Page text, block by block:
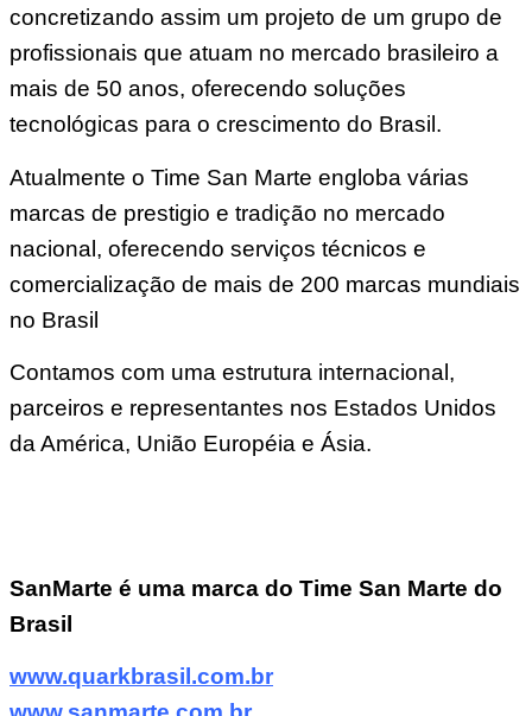
concretizando assim um projeto de um grupo de
profissionais que atuam no mercado brasileiro a
mais de 50 anos, oferecendo soluções
tecnológicas para o crescimento do Brasil.
Atualmente o Time San Marte engloba várias
marcas de prestigio e tradição no mercado
nacional, oferecendo serviços técnicos e
comercialização de mais de 200 marcas mundiais
no Brasil
Contamos com uma estrutura internacional,
parceiros e representantes nos Estados Unidos
da América, União Européia e Ásia.
SanMarte é uma marca do Time San Marte do
Brasil
www.quarkbrasil.com.br